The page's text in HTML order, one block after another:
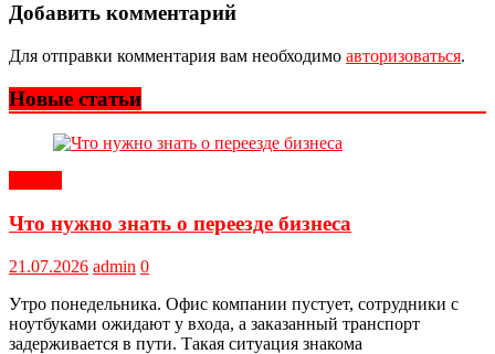
Добавить комментарий
Для отправки комментария вам необходимо авторизоваться.
Новые статьи
Что нужно знать о переезде бизнеса
21.07.2026 admin 0
Утро понедельника. Офис компании пустует, сотрудники с
ноутбуками ожидают у входа, а заказанный транспорт
задерживается в пути. Такая ситуация знакома